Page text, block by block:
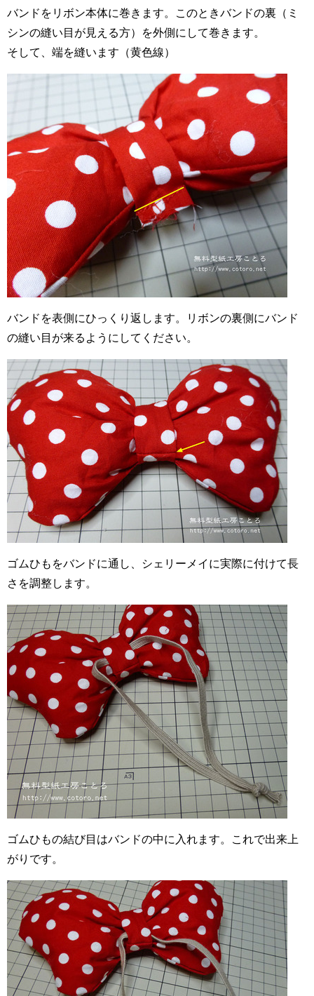
バンドをリボン本体に巻きます。このときバンドの裏（ミ
シンの縫い目が見える方）を外側にして巻きます。
そして、端を縫います（黄色線）
バンドを表側にひっくり返します。リボンの裏側にバンド
の縫い目が来るようにしてください。
ゴムひもをバンドに通し、シェリーメイに実際に付けて長
さを調整します。
ゴムひもの結び目はバンドの中に入れます。これで出来上
がりです。